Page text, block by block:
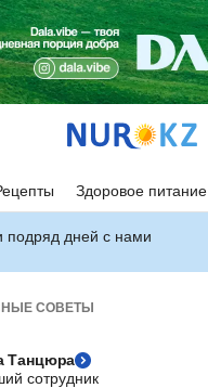
Здоровое питание
подряд дней с нами
СОВЕТЫ
Танцюра
сотрудник